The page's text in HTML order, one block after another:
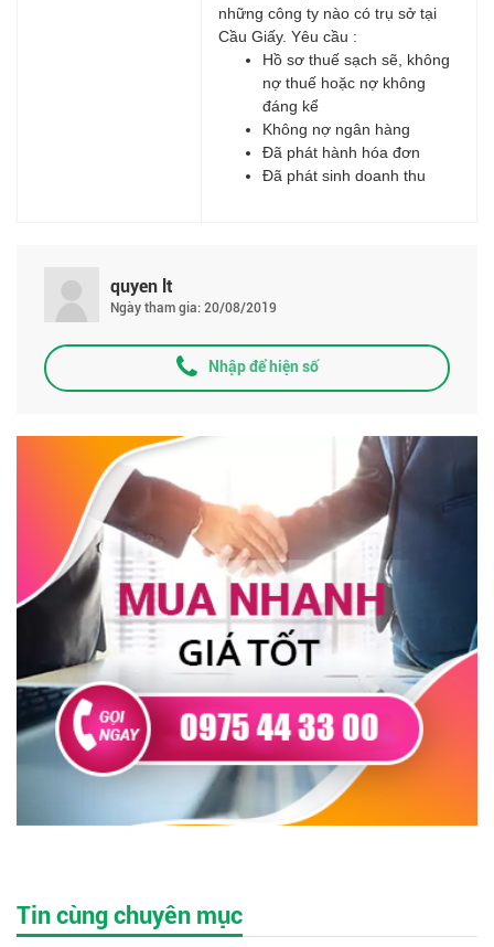
những công ty nào có trụ sở tại
Cầu Giấy. Yêu cầu :
Hồ sơ thuế sạch sẽ, không
nợ thuế hoặc nợ không
đáng kể
Không nợ ngân hàng
Đã phát hành hóa đơn
Đã phát sinh doanh thu
quyen lt
Ngày tham gia: 20/08/2019
Nhập để hiện số
Tin cùng chuyên mục